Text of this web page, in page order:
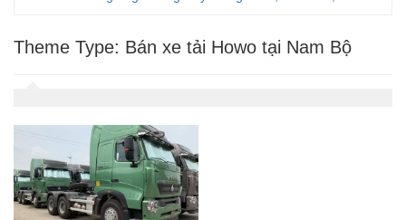
Theme Type: Bán xe tải Howo tại Nam Bộ